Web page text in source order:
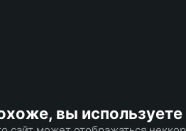
вы используете